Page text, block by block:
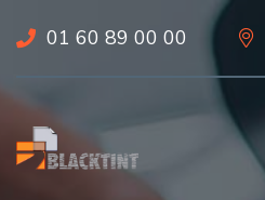
01 60 89 00 00